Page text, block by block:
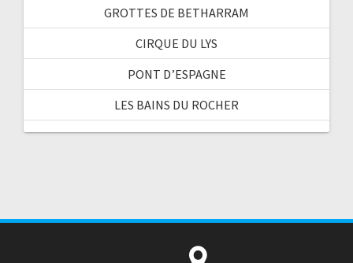
GROTTES DE BETHARRAM
CIRQUE DU LYS
PONT D’ESPAGNE
LES BAINS DU ROCHER